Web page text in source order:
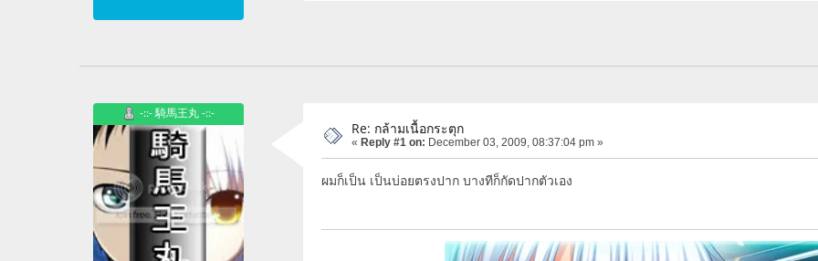
-::- 騎馬王丸 -::-
Re: กล้ามเนื้อกระตุก
« Reply #1 on: December 03, 2009, 08:37:04 pm »
ผมก็เป็น เป็นบ่อยตรงปาก บางทีก็กัดปากตัวเอง